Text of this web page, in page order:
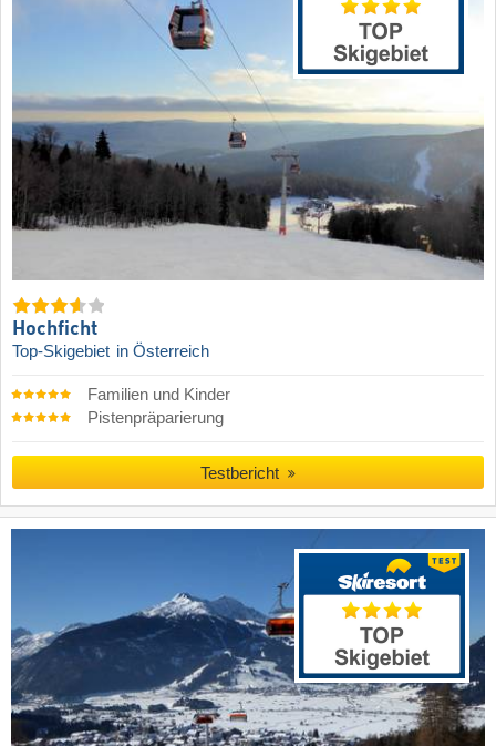
Hochficht
Top-Skigebiet in Österreich
Familien und Kinder
Pistenpräparierung
Testbericht